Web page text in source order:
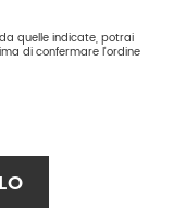
quelle indicate, potrai
di confermare l'ordine